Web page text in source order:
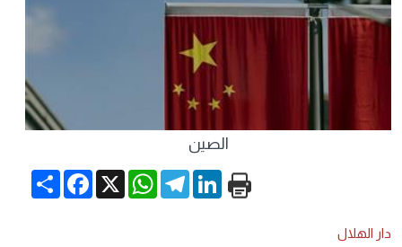
الصين
Share
Facebook X
WhatsApp
TelegramLinkedIn
دار الهلال